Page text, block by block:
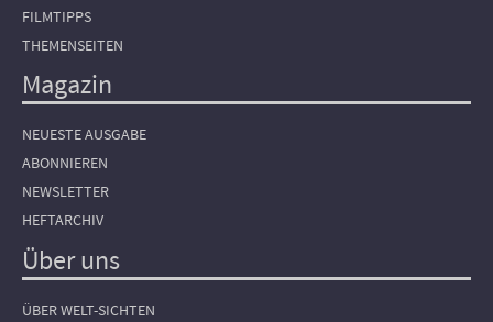
FILMTIPPS
THEMENSEITEN
Magazin
NEUESTE AUSGABE
ABONNIEREN
NEWSLETTER
HEFTARCHIV
Über uns
ÜBER WELT-SICHTEN